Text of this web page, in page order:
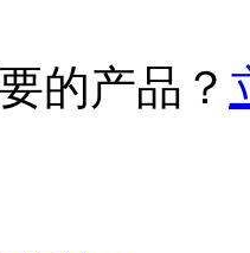
的产品？